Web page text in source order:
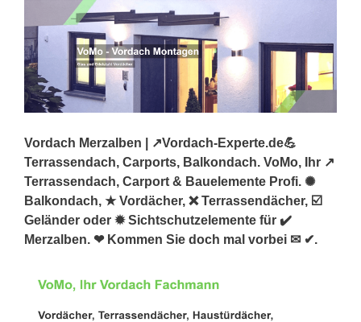
Vordach Merzalben | ↗️Vordach-Experte.de💪
Terrassendach, Carports, Balkondach. VoMo, Ihr ↗️
Terrassendach, Carport & Bauelemente Profi. ✺
Balkondach, ★ Vordächer, ❌ Terrassendächer, ☑️
Geländer oder ✹ Sichtschutzelemente für ✔️
Merzalben. ❤ Kommen Sie doch mal vorbei ✉ ✔.